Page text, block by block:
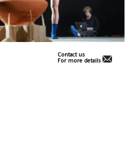
Contact us
For more details